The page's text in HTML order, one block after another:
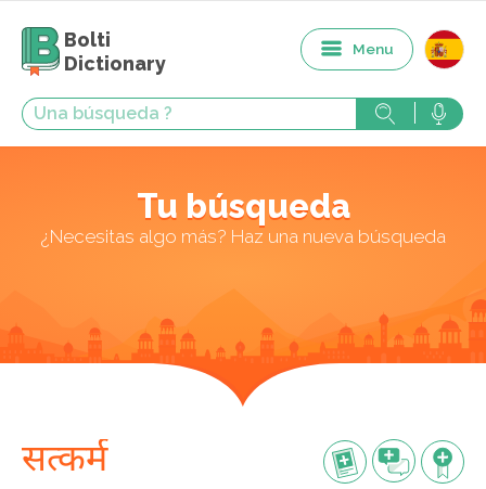
Bolti
Dictionary
Menu
Tu búsqueda
¿Necesitas algo más? Haz una nueva búsqueda
सत्कर्म